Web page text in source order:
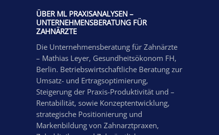
ÜBER ML PRAXISANALYSEN –
UNTERNEHMENSBERATUNG FÜR
ZAHNÄRZTE
Die Unternehmensberatung für Zahnärzte
– Mathias Leyer, Gesundheitsökonom FH,
Berlin. Betriebswirtschaftliche Beratung zur
Umsatz- und Ertragsoptimierung,
Steigerung der Praxis-Produktivität und –
Rentabilität, sowie Konzeptentwicklung,
strategische Positionierung und
Markenbildung von Zahnarztpraxen,